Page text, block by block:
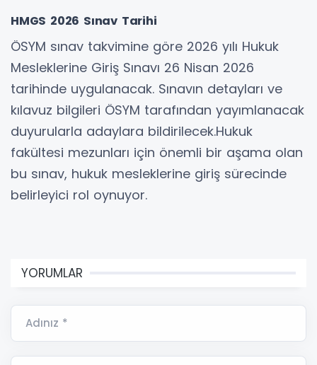
HMGS 2026 Sınav Tarihi
ÖSYM sınav takvimine göre 2026 yılı Hukuk
Mesleklerine Giriş Sınavı 26 Nisan 2026
tarihinde uygulanacak. Sınavın detayları ve
kılavuz bilgileri ÖSYM tarafından yayımlanacak
duyurularla adaylara bildirilecek.Hukuk
fakültesi mezunları için önemli bir aşama olan
bu sınav, hukuk mesleklerine giriş sürecinde
belirleyici rol oynuyor.
YORUMLAR
Adınız *